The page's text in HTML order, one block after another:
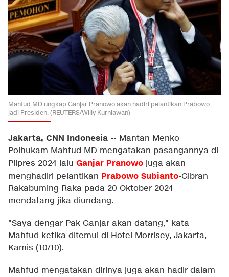
Mahfud MD ungkap Ganjar Pranowo akan hadiri pelantikan Prabowo
jadi Presiden. (REUTERS/Willy Kurniawan)
Jakarta, CNN Indonesia -- Mantan Menko
Polhukam Mahfud MD mengatakan pasangannya di
Pilpres 2024 lalu Ganjar Pranowo juga akan
menghadiri pelantikan Prabowo Subianto-Gibran
Rakabuming Raka pada 20 Oktober 2024
mendatang jika diundang.
"Saya dengar Pak Ganjar akan datang," kata
Mahfud ketika ditemui di Hotel Morrisey, Jakarta,
Kamis (10/10).
Mahfud mengatakan dirinya juga akan hadir dalam